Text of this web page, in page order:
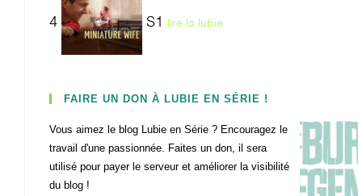
4 S1 lire la lubie
FAIRE UN DON À LUBIE EN SÉRIE !
Vous aimez le blog Lubie en Série ? Encouragez le
travail d'une passionnée. Faites un don, il sera
utilisé pour payer le serveur et améliorer la visibilité
du blog !